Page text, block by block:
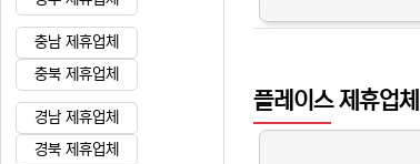
플레이스 제휴업체
충남 제휴업체
충북 제휴업체
경남 제휴업체
경북 제휴업체